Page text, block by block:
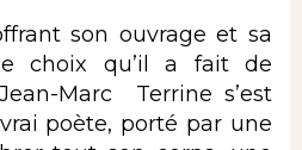
son ouvrage et sa
choix qu’il a fait de
Marc Terrine s’est
poète, porté par une